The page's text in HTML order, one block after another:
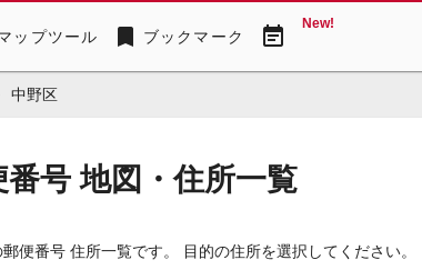
ップツール bookmark ブックマーク event_note New!
中野区
号 地図・住所一覧
郵便番号 住所一覧です。 目的の住所を選択してください。